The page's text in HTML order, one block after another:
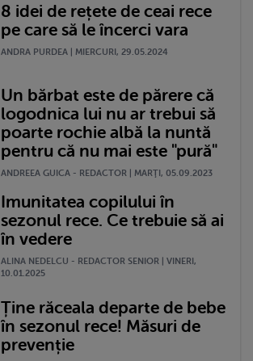
8 idei de rețete de ceai rece
pe care să le încerci vara
ANDRA PURDEA | MIERCURI, 29.05.2024
Un bărbat este de părere că
logodnica lui nu ar trebui să
poarte rochie albă la nuntă
pentru că nu mai este "pură"
ANDREEA GUICA - REDACTOR | MARŢI, 05.09.2023
Imunitatea copilului în
sezonul rece. Ce trebuie să ai
în vedere
ALINA NEDELCU - REDACTOR SENIOR | VINERI,
10.01.2025
Ține răceala departe de bebe
în sezonul rece! Măsuri de
prevenție